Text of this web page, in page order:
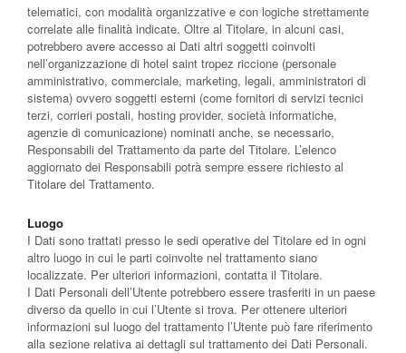
telematici, con modalità organizzative e con logiche strettamente
correlate alle finalità indicate. Oltre al Titolare, in alcuni casi,
potrebbero avere accesso ai Dati altri soggetti coinvolti
nell’organizzazione di hotel saint tropez riccione (personale
amministrativo, commerciale, marketing, legali, amministratori di
sistema) ovvero soggetti esterni (come fornitori di servizi tecnici
terzi, corrieri postali, hosting provider, società informatiche,
agenzie di comunicazione) nominati anche, se necessario,
Responsabili del Trattamento da parte del Titolare. L’elenco
aggiornato dei Responsabili potrà sempre essere richiesto al
Titolare del Trattamento.
Luogo
I Dati sono trattati presso le sedi operative del Titolare ed in ogni
altro luogo in cui le parti coinvolte nel trattamento siano
localizzate. Per ulteriori informazioni, contatta il Titolare.
I Dati Personali dell’Utente potrebbero essere trasferiti in un paese
diverso da quello in cui l’Utente si trova. Per ottenere ulteriori
informazioni sul luogo del trattamento l’Utente può fare riferimento
alla sezione relativa ai dettagli sul trattamento dei Dati Personali.